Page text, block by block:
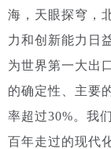
海，天眼探穹，
力和创新能力日
为世界第一大出
的确定性、主要
率超过30%。 我
百年走过的现代